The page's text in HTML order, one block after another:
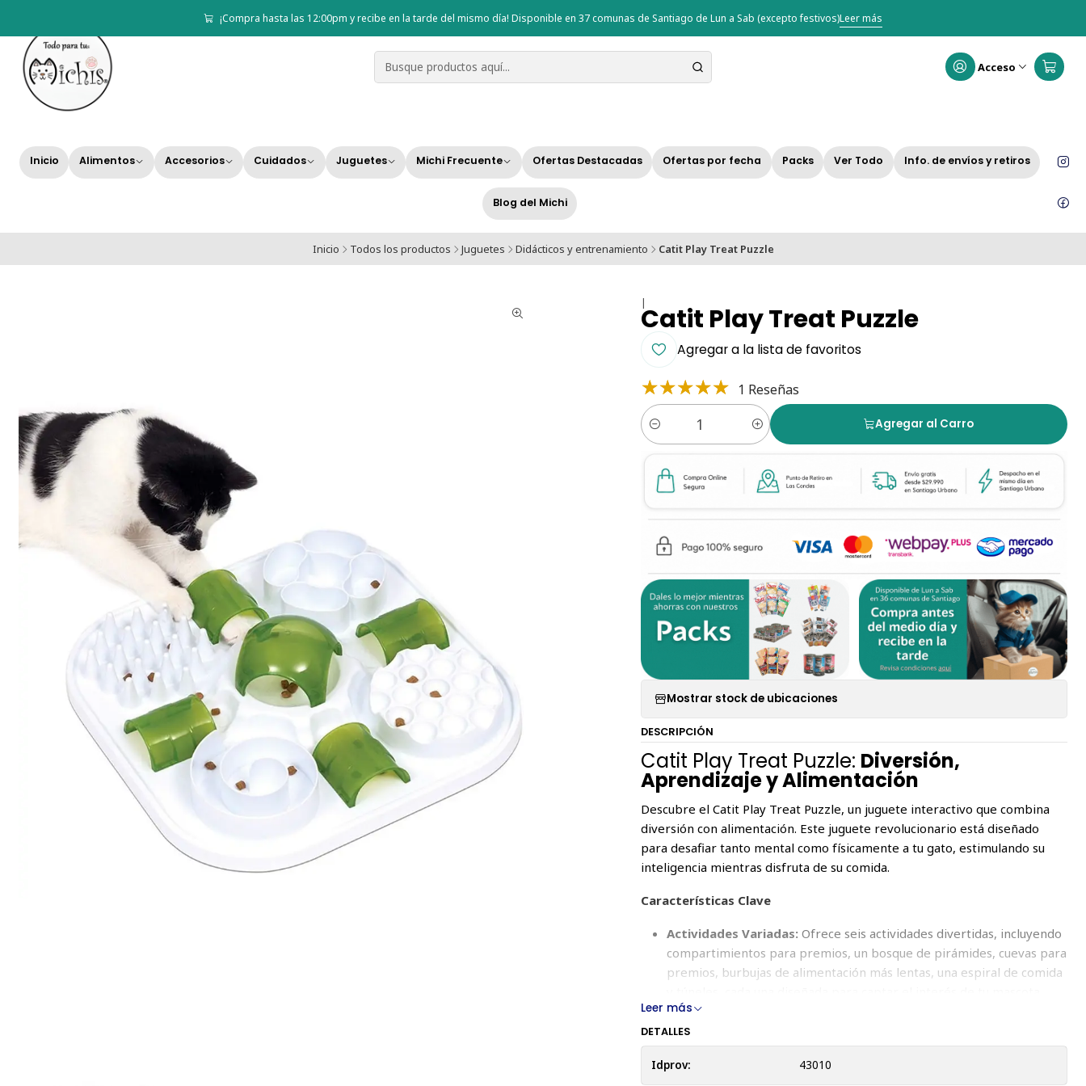
Acceso
Inicio Alimentos Accesorios Cuidados Juguetes Michi Frecuente Ofertas Destacadas Ofertas por fecha Packs Ver Todo Info. de envíos y retiros
Blog del Michi
¡Compra hasta las 12:00pm y recibe en la tarde del mismo día! Disponible en 37 comunas de Santiago de Lun a Sab (excepto festivos)Leer más
Inicio Todos los productos Juguetes Didácticos y entrenamiento Catit Play Treat Puzzle
|Catit Play Treat Puzzle
Agregar a la lista de favoritos
1 Reseñas
Cantidad
Agregar al Carro
Mostrar stock de ubicaciones
DESCRIPCIÓN
Catit Play Treat Puzzle: Diversión,
Aprendizaje y Alimentación
Descubre el Catit Play Treat Puzzle, un juguete interactivo que combina
diversión con alimentación. Este juguete revolucionario está diseñado
para desafiar tanto mental como físicamente a tu gato, estimulando su
inteligencia mientras disfruta de su comida.
Características Clave
Actividades Variadas: Ofrece seis actividades divertidas, incluyendo
compartimientos para premios, un bosque de pirámides, cuevas para
premios, burbujas de alimentación más lentas, una espiral de comida
Materiales Seguros:
garantizar la máxima seguridad de tu felino.
Diseño Inteligente:Estimula a los gatos a trabajar por su comida,
ralentizando su consumo y fomentando una digestión saludable.
Leer más
DETALLES
Idprov: 43010